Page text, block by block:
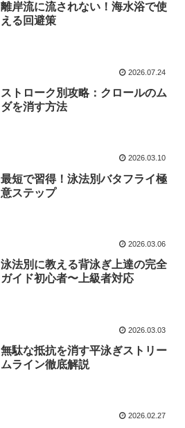
離岸流に流されない！海水浴で使
える回避策
2026.07.24
ストローク別攻略：クロールのム
ダを消す方法
2026.03.10
最短で習得！泳法別バタフライ極
意ステップ
2026.03.06
泳法別に教える背泳ぎ上達の完全
ガイド初心者〜上級者対応
2026.03.03
無駄な抵抗を消す平泳ぎストリー
ムライン徹底解説
2026.02.27